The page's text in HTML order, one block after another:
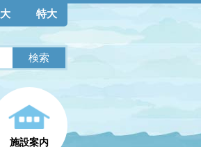
大 特大
施設案内